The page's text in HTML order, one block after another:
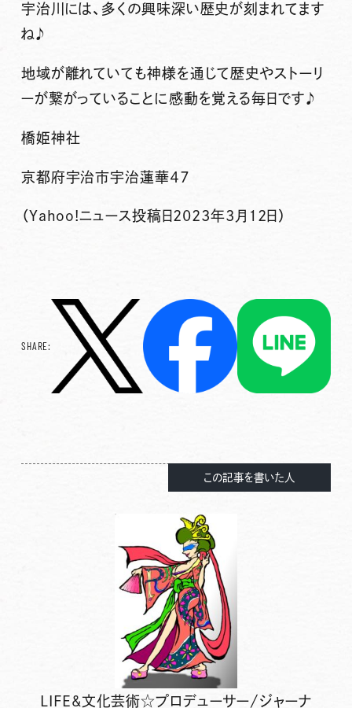
宇治川には、多くの興味深い歴史が刻まれてます
ね♪
地域が離れていても神様を通じて歴史やストーリ
ーが繋がっていることに感動を覚える毎日です♪
橋姫神社
京都府宇治市宇治蓮華４７
（Yahoo!ニュース投稿日2023年3月12日）
SHARE:
この記事を書いた人
LIFE&文化芸術☆プロデューサー/ジャーナ